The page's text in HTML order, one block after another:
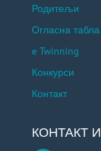
Родитељи
Огласна табла
e Twinning
Конкурси
Контакт
КОНТАКТ